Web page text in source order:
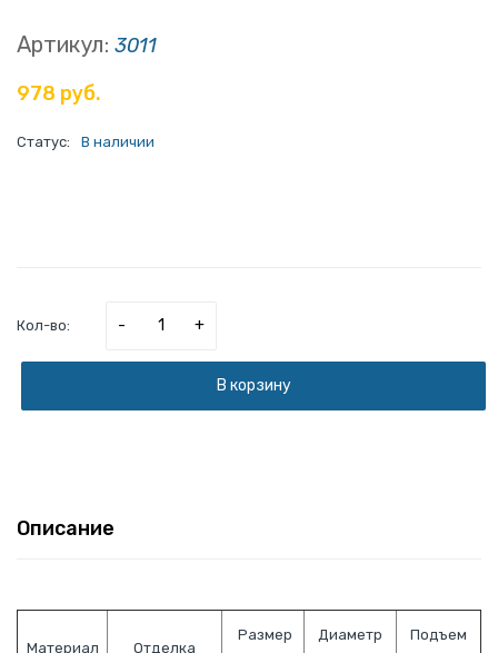
Артикул: 3011
978 руб.
Статус: В наличии
Кол-во: - +
В корзину
Описание
Материал Отделка
Размер
Диаметр
Подъем